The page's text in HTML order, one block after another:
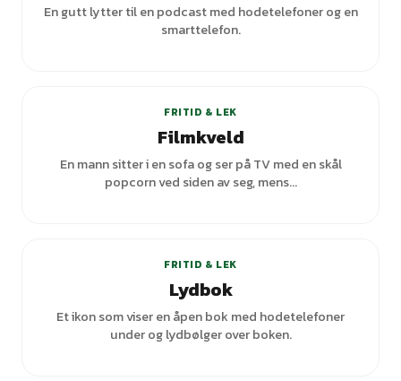
En gutt lytter til en podcast med hodetelefoner og en
smarttelefon.
FRITID & LEK
Filmkveld
En mann sitter i en sofa og ser på TV med en skål
popcorn ved siden av seg, mens...
FRITID & LEK
Lydbok
Et ikon som viser en åpen bok med hodetelefoner
under og lydbølger over boken.